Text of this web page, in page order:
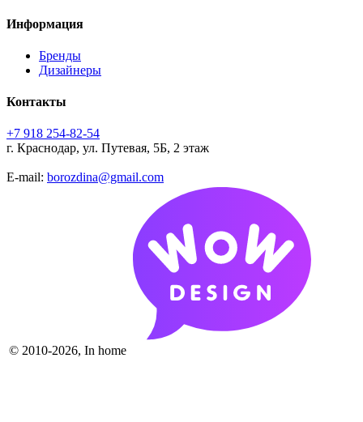
Информация
Бренды
Дизайнеры
Контакты
+7 918 254-82-54
г. Краснодар, ул. Путевая, 5Б, 2 этаж
E-mail: borozdina@gmail.com
© 2010-2026, In home